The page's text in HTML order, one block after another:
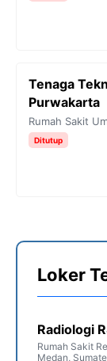
Tenaga
Purwakarta
Rumah Sakit
Ditutup
Loker
Radiologi
Rumah Sakit
Medan,